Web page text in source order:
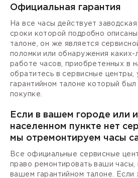
Официальная гарантия
На все часы действует
сроки которой подробно описаны
талоне, он же является
поломки или обнаружения
работе часов, приобретенных в
обратитесь в сервисные центры,
гарантийном талоне который был
покупке.
Если в вашем городе или
населенном пункте нет
мы отремонтируем часы
Все официальные сервисные
право ремонтировать ваши часы,
вашем гарантийном талоне.